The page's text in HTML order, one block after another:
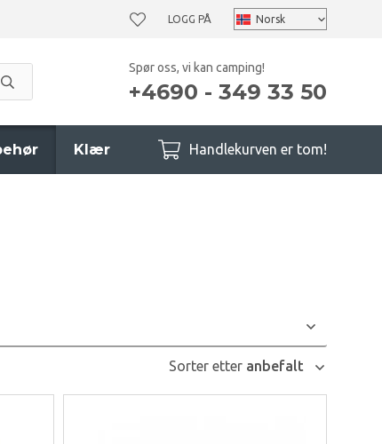
LOGG PÅ
Spør oss, vi kan camping!
+4690 - 349 33 50
Klær Handlekurven er tom!
Sorter etter anbefalt